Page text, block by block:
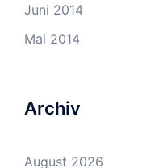
Juni 2014
Mai 2014
Archiv
August 2026